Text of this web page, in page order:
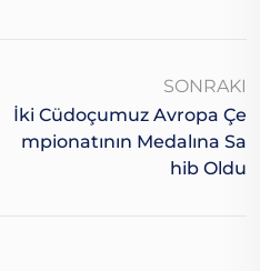
SONRAKI
İki Cüdoçumuz Avropa Çe
Mpionatının Medalına Sa
Hib Oldu